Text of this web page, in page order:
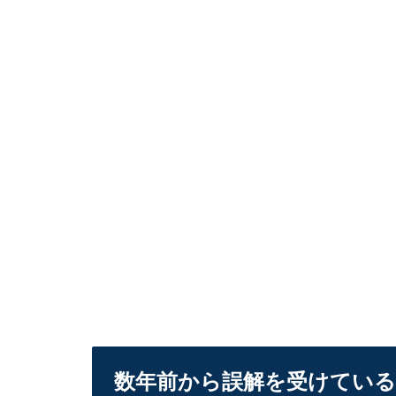
数年前から誤解を受けてい